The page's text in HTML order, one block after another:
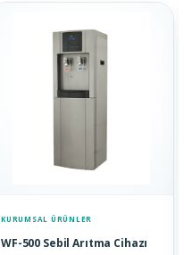
KURUMSAL ÜRÜNLER
WF-500 Sebil Arıtma Cihazı